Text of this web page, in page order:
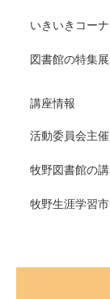
いきいきコー
図書館の特集
講座情報
活動委員会主催
牧野図書館の
牧野生涯学習